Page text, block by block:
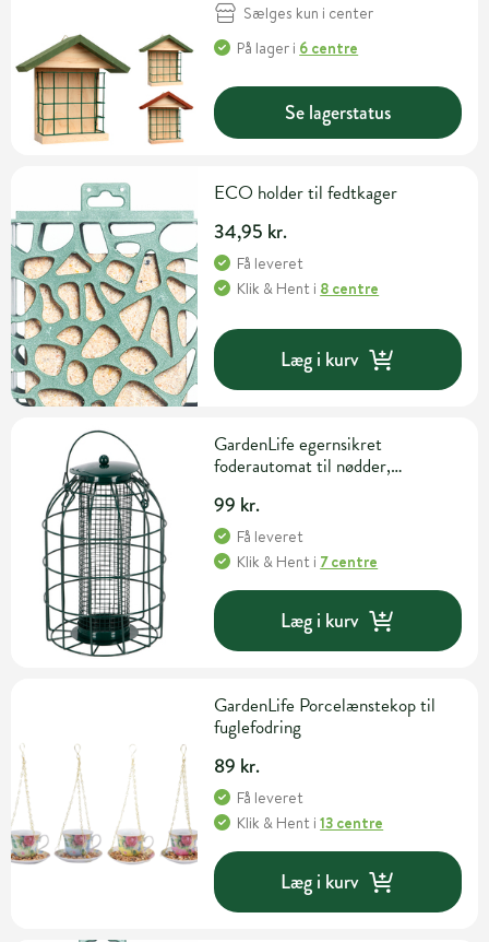
Sælges kun i center
På lager i 6 centre
Se lagerstatus
ECO holder til fedtkager
34,95 kr.
Få leveret
Klik & Hent i 8 centre
Læg i kurv
GardenLife egernsikret
foderautomat til nødder,
99 kr.
Få leveret
Klik & Hent i 7 centre
Læg i kurv
GardenLife Porcelænstekop til
fuglefodring
89 kr.
Få leveret
Klik & Hent i13 centre
Læg i kurv